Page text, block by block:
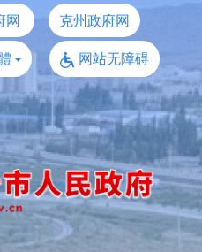
网
克州政府网
网站无障碍